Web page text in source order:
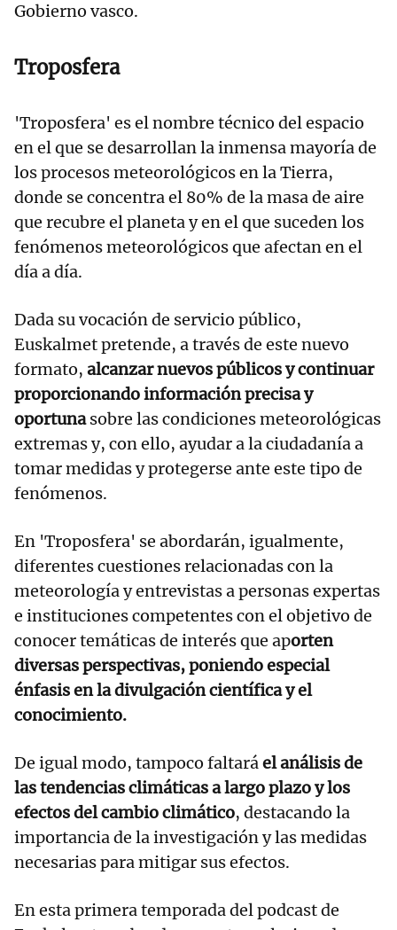
Gobierno vasco.
Troposfera
'Troposfera' es el nombre técnico del espacio
en el que se desarrollan la inmensa mayoría de
los procesos meteorológicos en la Tierra,
donde se concentra el 80% de la masa de aire
que recubre el planeta y en el que suceden los
fenómenos meteorológicos que afectan en el
día a día.
Dada su vocación de servicio público,
Euskalmet pretende, a través de este nuevo
formato, alcanzar nuevos públicos y continuar
proporcionando información precisa y
oportunasobre las condiciones meteorológicas
extremas y, con ello, ayudar a la ciudadanía a
tomar medidas y protegerse ante este tipo de
fenómenos.
En 'Troposfera' se abordarán, igualmente,
diferentes cuestiones relacionadas con la
meteorología y entrevistas a personas expertas
e instituciones competentes con el objetivo de
conocer temáticas de interés que aporten
diversas perspectivas, poniendo especial
énfasis en la divulgación científica y el
conocimiento.
De igual modo, tampoco faltaráel análisis de
las tendencias climáticas a largo plazo y los
efectos del cambio climático, destacando la
importancia de la investigación y las medidas
necesarias para mitigar sus efectos.
En esta primera temporada del podcast de